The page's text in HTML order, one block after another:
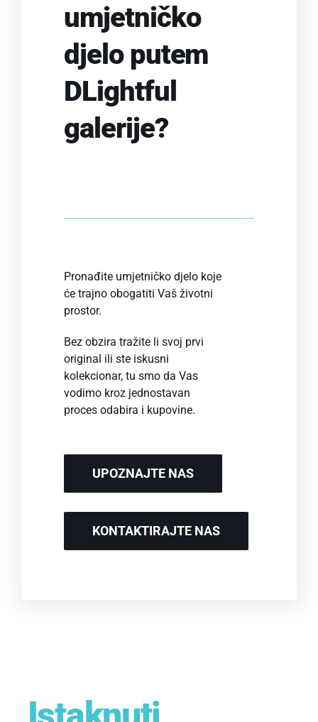
umjetničko
djelo putem
DLightful
galerije?
Pronađite umjetničko djelo koje
će trajno obogatiti Vaš životni
prostor.
Bez obzira tražite li svoj prvi
original ili ste iskusni
kolekcionar, tu smo da Vas
vodimo kroz jednostavan
proces odabira i kupovine.
UPOZNAJTE NAS
KONTAKTIRAJTE NAS